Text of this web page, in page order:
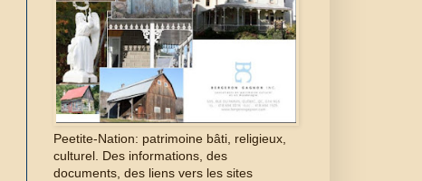
Peetite-Nation: patrimoine bâti, religieux,
culturel. Des informations, des
documents, des liens vers les sites